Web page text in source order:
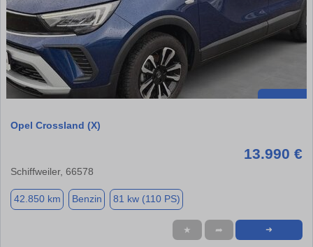
Opel Crossland (X)
13.990 €
Schiffweiler, 66578
42.850 km Benzin 81 kw (110 PS)
★ ➦ ➜